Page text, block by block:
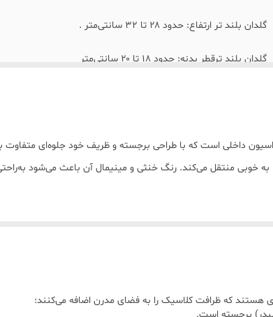
گلدان بلند تر ارتفاع: حدود ۲۸ تا ۳۲ سانتی‌متر .
گلدان بلند ترقطر بدنه: حدود ۱۸ تا ۲۰ سانتی‌متر
داخلی است که با طراحی برجسته و ظریف خود جلوه‌ای متفاوت
منتقل می‌کند. رنگ خنثی و مینیمال آن باعث می‌شود